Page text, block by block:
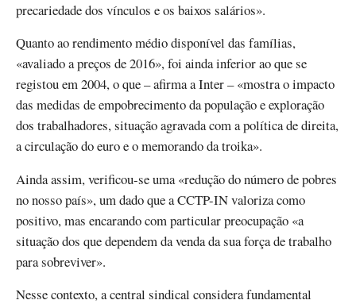
precariedade dos vínculos e os baixos salários».
Quanto ao rendimento médio disponível das famílias,
«avaliado a preços de 2016», foi ainda inferior ao que se
registou em 2004, o que – afirma a Inter – «mostra o impacto
das medidas de empobrecimento da população e exploração
dos trabalhadores, situação agravada com a política de direita,
a circulação do euro e o memorando da troika».
Ainda assim, verificou-se uma «redução do número de pobres
no nosso país», um dado que a CCTP-IN valoriza como
positivo, mas encarando com particular preocupação «a
situação dos que dependem da venda da sua força de trabalho
para sobreviver».
Nesse contexto, a central sindical considera fundamental